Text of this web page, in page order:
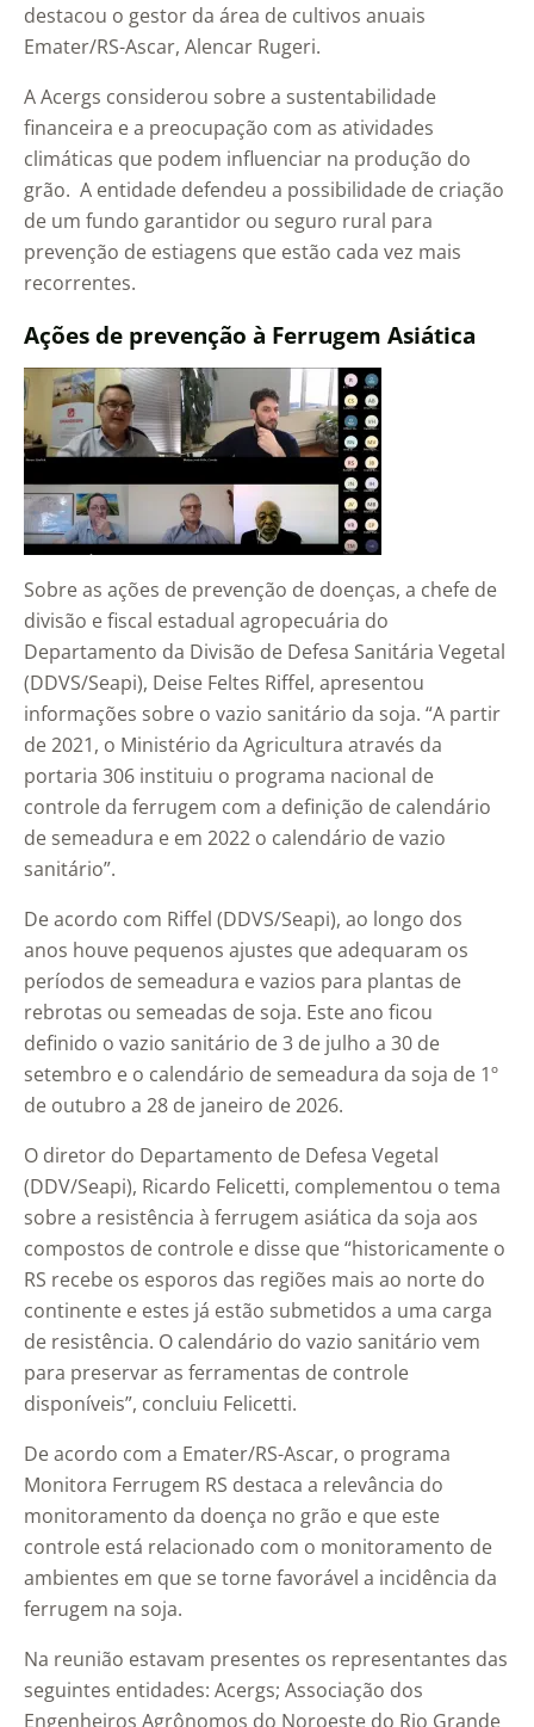
destacou o gestor da área de cultivos anuais
Emater/RS-Ascar, Alencar Rugeri.
A Acergs considerou sobre a sustentabilidade
financeira e a preocupação com as atividades
climáticas que podem influenciar na produção do
grão. A entidade defendeu a possibilidade de criação
de um fundo garantidor ou seguro rural para
prevenção de estiagens que estão cada vez mais
recorrentes.
Ações de prevenção à Ferrugem Asiática
Sobre as ações de prevenção de doenças, a chefe de
divisão e fiscal estadual agropecuária do
Departamento da Divisão de Defesa Sanitária Vegetal
(DDVS/Seapi), Deise Feltes Riffel, apresentou
informações sobre o vazio sanitário da soja. “A partir
de 2021, o Ministério da Agricultura através da
portaria 306 instituiu o programa nacional de
controle da ferrugem com a definição de calendário
de semeadura e em 2022 o calendário de vazio
sanitário”.
De acordo com Riffel (DDVS/Seapi), ao longo dos
anos houve pequenos ajustes que adequaram os
períodos de semeadura e vazios para plantas de
rebrotas ou semeadas de soja. Este ano ficou
definido o vazio sanitário de 3 de julho a 30 de
setembro e o calendário de semeadura da soja de 1º
de outubro a 28 de janeiro de 2026.
O diretor do Departamento de Defesa Vegetal
(DDV/Seapi), Ricardo Felicetti, complementou o tema
sobre a resistência à ferrugem asiática da soja aos
compostos de controle e disse que “historicamente o
RS recebe os esporos das regiões mais ao norte do
continente e estes já estão submetidos a uma carga
de resistência. O calendário do vazio sanitário vem
para preservar as ferramentas de controle
disponíveis”, concluiu Felicetti.
De acordo com a Emater/RS-Ascar, o programa
Monitora Ferrugem RS destaca a relevância do
monitoramento da doença no grão e que este
controle está relacionado com o monitoramento de
ambientes em que se torne favorável a incidência da
ferrugem na soja.
Na reunião estavam presentes os representantes das
seguintes entidades: Acergs; Associação dos
Engenheiros Agrônomos do Noroeste do Rio Grande